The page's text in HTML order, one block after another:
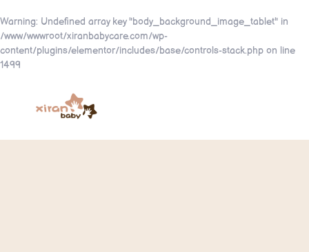
Warning: Undefined array key "body_background_image_tablet" in
/www/wwwroot/xiranbabycare.com/wp-
content/plugins/elementor/includes/base/controls-stack.php on line
1499